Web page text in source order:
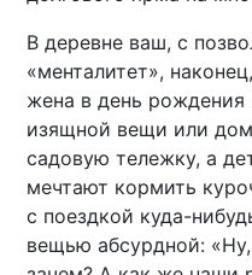
В деревне ваш, с
«менталитет»,
жена в день рождения
изящной вещи или
садовую тележку, а
мечтают кормить
с поездкой куда-
вещью абсурдной: